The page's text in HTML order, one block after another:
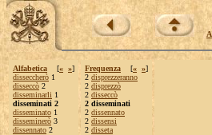
Alfabetica [« »]
disseccherò 1
disseccò 2
disseminarli 1
disseminati 2
disseminato 1
disseminerò 3
dissennato 2
Frequenza [« »]
2 disprezzeranno
2 disprezzò
2 disseccò
2 disseminati
2 dissennato
2 dissensi
2 disseta